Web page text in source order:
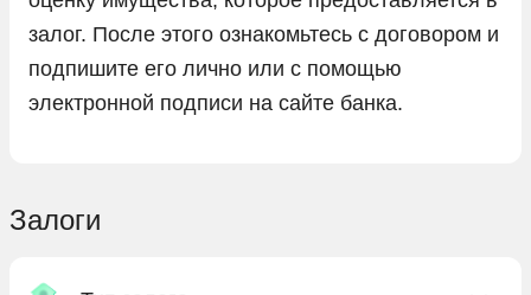
залог. После этого ознакомьтесь с договором и
подпишите его лично или с помощью
электронной подписи на сайте банка.
Залоги